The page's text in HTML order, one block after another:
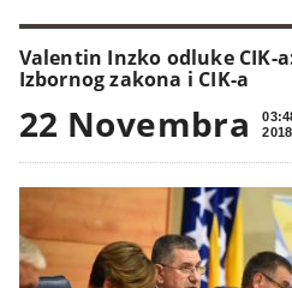
Valentin Inzko odluke CIK-
Izbornog zakona i CIK-a
22 Novembra
2018